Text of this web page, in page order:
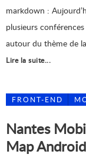
markdown :
plusieurs
autour du thème de
Lire la suite...
FRONT-END
Nantes
Map